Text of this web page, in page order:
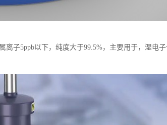
子5ppb以下，纯度大于99.5%，主要用于，湿电子